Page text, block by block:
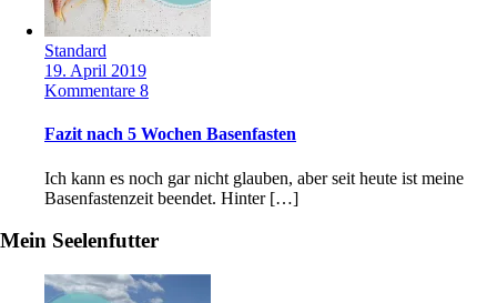
Standard
19. April 2019
Kommentare 8
Fazit nach 5 Wochen Basenfasten
Ich kann es noch gar nicht glauben, aber seit heute ist meine
Basenfastenzeit beendet. Hinter […]
Mein Seelenfutter